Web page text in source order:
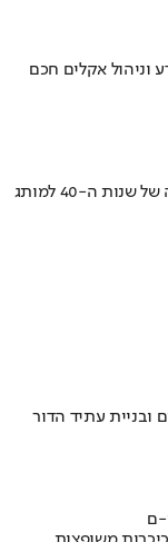
וניהול אקלים חכם
איך אסם הפכה את תקופת הצנע והמחסור הקשה של שנות ה-40 למותג
ובניית עתיד הדור
ם